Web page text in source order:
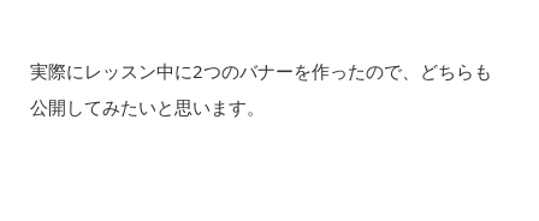
実際にレッスン中に2つのバナーを作ったので、どちらも
公開してみたいと思います。